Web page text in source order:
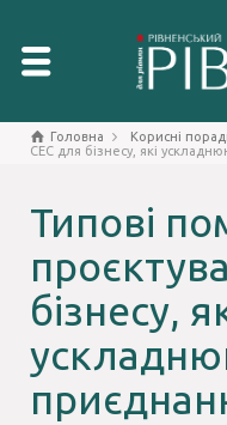
Головна Корисні
СЕС для бізнесу, які
Типові
бізнесу,